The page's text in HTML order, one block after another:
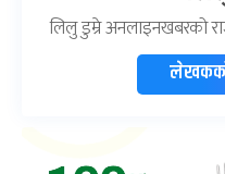
लिलु डुम्रे अनलाइनखबरको